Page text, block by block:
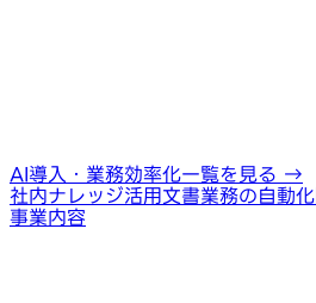
AI導入・業務効率化一覧を見る →
社内ナレッジ活用文書業務の自動化
事業内容